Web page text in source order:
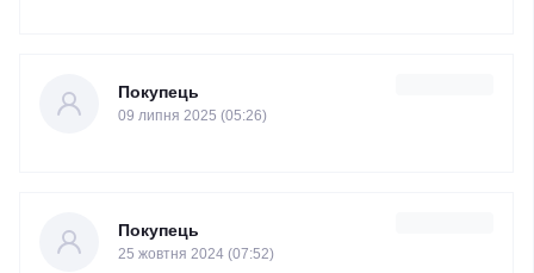
Покупець
09 липня 2025 (05:26)
Покупець
25 жовтня 2024 (07:52)